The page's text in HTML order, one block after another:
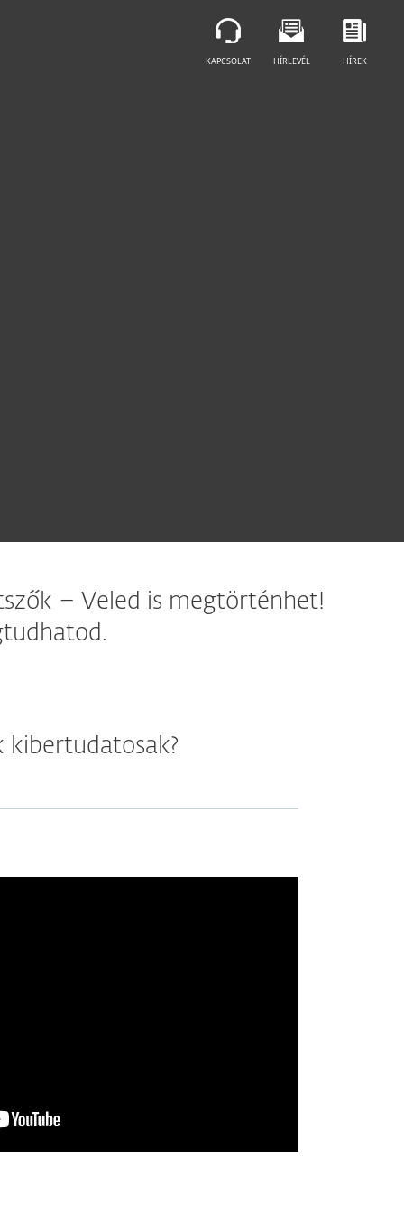
– Veled is megtörténhet!
kibertudatosak?
KAPCSOLAT HÍRLEVÉL HÍREK